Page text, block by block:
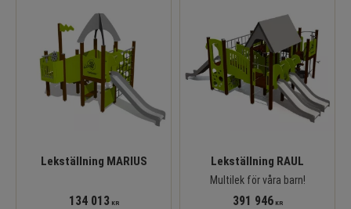
Lekställning MARIUS
134 013 KR
Lekställning RAUL
Multilek för våra barn!
391 946KR